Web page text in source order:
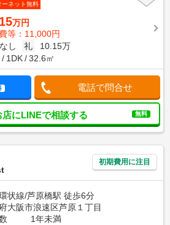
ーネット無料
万円
等：11,000円
なし 礼
10.15万
1DK 32.6㎡
電話で問合せ
店にLINEで相談する 無料
初期費用に注目
状線/芦原橋駅 徒歩6分
大阪市浪速区芦原１丁目
1年未満